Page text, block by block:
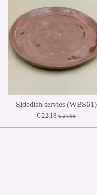
Sidedish servies (WBS61)
€ 22,18 € 24,65